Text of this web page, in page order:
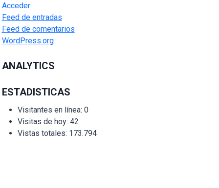
Acceder
Feed de entradas
Feed de comentarios
WordPress.org
ANALYTICS
ESTADISTICAS
Visitantes en línea: 0
Visitas de hoy: 42
Vistas totales: 173.794